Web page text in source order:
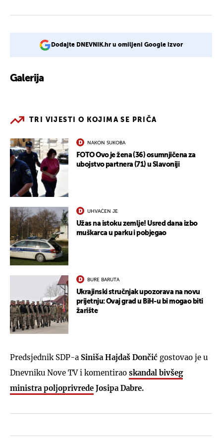
Dodajte DNEVNIK.hr u omiljeni Google izvor
Galerija
TRI VIJESTI O KOJIMA SE PRIČA
NAKON SUKOBA
FOTO Ovo je žena (36) osumnjičena za
ubojstvo partnera (71) u Slavoniji
UHVAĆEN JE
Užas na istoku zemlje! Usred dana izbo
muškarca u parku i pobjegao
BURE BARUTA
Ukrajinski stručnjak upozorava na novu
prijetnju: Ovaj grad u BiH-u bi mogao biti
žarište
Predsjednik SDP-a Siniša Hajdaš Dončić gostovao je u
Dnevniku Nove TV i komentirao skandal bivšeg
ministra poljoprivrede Josipa Dabre.